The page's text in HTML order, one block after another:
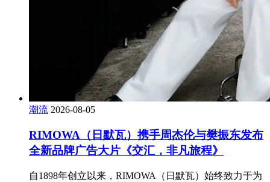
潮流 2026-08-05
RIMOWA（日默瓦）携手周杰伦与樊振东发布
全新品牌广告大片《交汇，非凡旅程》
自1898年创立以来，RIMOWA（日默瓦）始终致力于为